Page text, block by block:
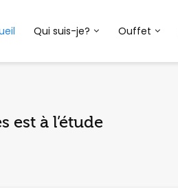
Qui suis-je? Ouffet
est à l’étude